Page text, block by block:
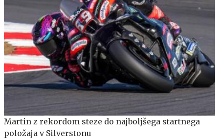
Martin z rekordom steze do najboljšega startnega
položaja v Silverstonu